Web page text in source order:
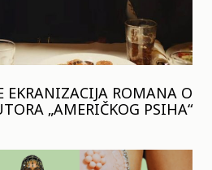
EKRANIZACIJA ROMANA O
„AMERIČKOG PSIHA“